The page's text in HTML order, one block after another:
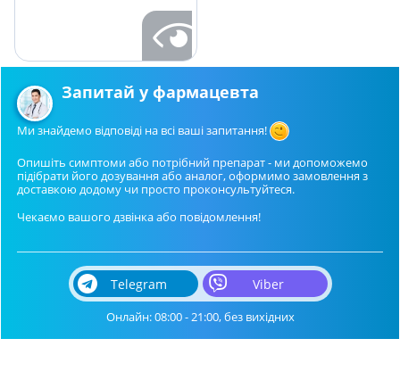
Запитай у фармацевта
Ми знайдемо відповіді на всі ваші запитання!
Опишіть симптоми або потрібний препарат - ми допоможемо
підібрати його дозування або аналог, оформимо замовлення з
доставкою додому чи просто проконсультуйтеся.
Чекаємо вашого дзвінка або повідомлення!
Telegram Viber
Онлайн: 08:00 - 21:00, без вихідних